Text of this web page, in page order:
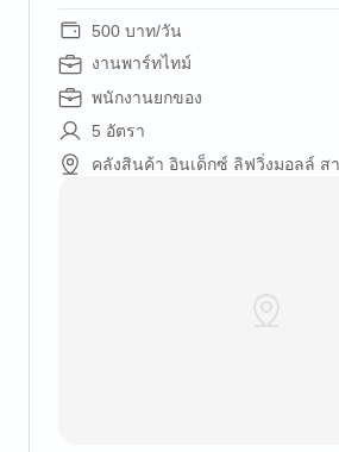
500 บาท/วัน
งานพาร์ทไทม์
พนักงานยกของ
5 อัตรา
คลังสินค้า อินเด็กซ์ ลิฟวิ่งมอลล์ ส